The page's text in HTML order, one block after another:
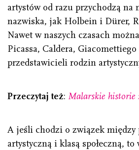
artystów od razu przychodzą na
nazwiska, jak Holbein i Dürer,
Nawet w naszych czasach
Picassa, Caldera,
przedstawicieli rodzin
Przeczytaj też: Malarskie historie
A jeśli chodzi o związek między
artystyczną i klasą społeczną,